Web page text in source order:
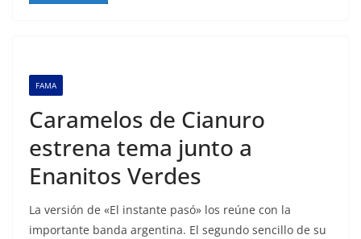
FAMA
Caramelos de Cianuro
estrena tema junto a
Enanitos Verdes
La versión de «El instante pasó» los reúne con la
importante banda argentina. El segundo sencillo de su